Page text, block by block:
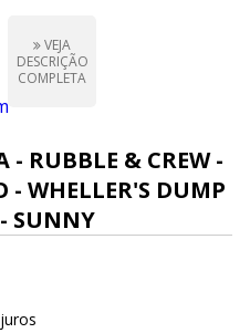
VEJA
DESCRIÇÃO
COMPLETA
RUBBLE & CREW -
- WHELLER'S DUMP
SUNNY